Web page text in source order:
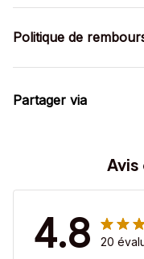
Politique de
Partager via
4.8 20